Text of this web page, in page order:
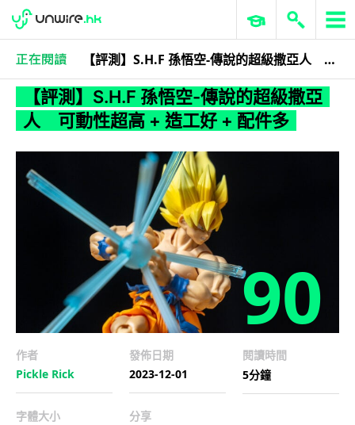
【評測】S.H.F 孫悟空-傳說的超級撒亞人 可動性超高 + 造工好 + 配件多
科技娛樂 生活科技 玩具
【評測】S.H.F 孫悟空-傳說的超級撒亞
人 可動性超高 + 造工好 + 配件多
90
作者
Pickle Rick
發佈日期
2023-12-01
閱讀時間
5分鐘
字體大小 分享